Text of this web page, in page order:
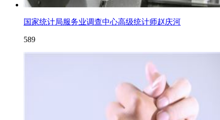
国家统计局服务业调查中心高级统计师赵庆河
589